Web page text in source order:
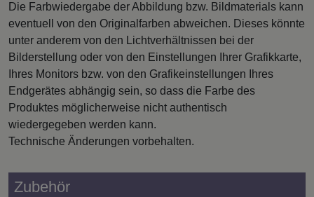
Die Farbwiedergabe der Abbildung bzw. Bildmaterials kann
eventuell von den Originalfarben abweichen. Dieses könnte
unter anderem von den Lichtverhältnissen bei der
Bilderstellung oder von den Einstellungen Ihrer Grafikkarte,
Ihres Monitors bzw. von den Grafikeinstellungen Ihres
Endgerätes abhängig sein, so dass die Farbe des
Produktes möglicherweise nicht authentisch
wiedergegeben werden kann.
Technische Änderungen vorbehalten.
Zubehör